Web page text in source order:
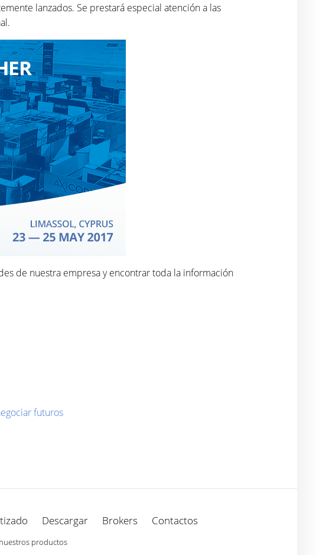
lanzados. Se prestará especial atención a las
de nuestra empresa y encontrar toda la información
futuros
Descargar Brokers Contactos
productos